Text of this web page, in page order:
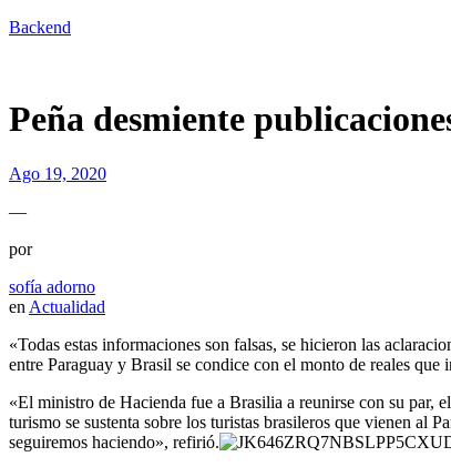
Backend
Peña desmiente
Ago 19, 2020
—
por
sofía adorno
en Actualidad
«Todas estas informaciones son falsas, se hicieron las
entre Paraguay y Brasil se condice con el monto de reales que
«El ministro de Hacienda fue a Brasilia a reunirse con su par,
turismo se sustenta sobre los turistas brasileros que vienen al
seguiremos haciendo», refirió.